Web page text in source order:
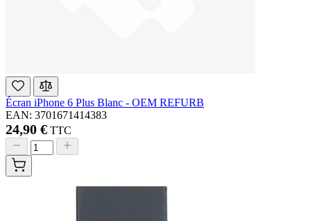
Écran iPhone 6 Plus Blanc - OEM REFURB
EAN: 3701671414383
24,90 € TTC